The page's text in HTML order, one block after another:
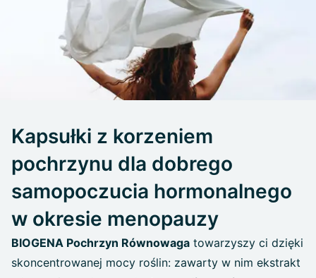
Kapsułki z korzeniem
pochrzynu dla dobrego
samopoczucia hormonalnego
w okresie menopauzy
BIOGENA Pochrzyn Równowaga towarzyszy ci dzięki
skoncentrowanej mocy roślin: zawarty w nim ekstrakt